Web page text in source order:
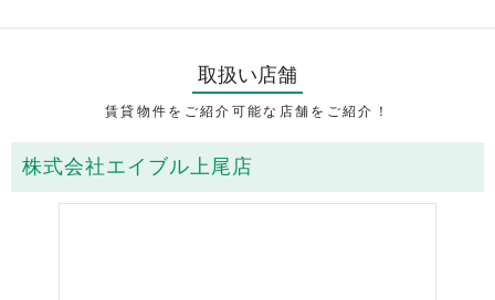
取扱い店舗
賃貸物件をご紹介可能な店舗をご紹介！
株式会社エイブル上尾店